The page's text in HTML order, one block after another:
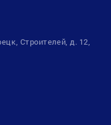
Строителей, д. 12,